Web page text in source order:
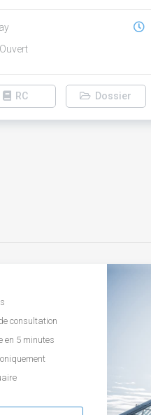
RC Dossier
consultation
en 5 minutes